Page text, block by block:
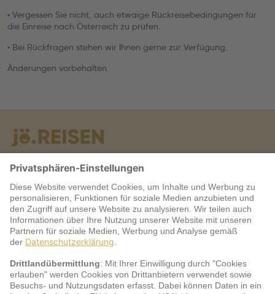
• Vergessen Sie nicht, auch etwaige Rückreisebedingungen für
die Einreise nach Österreich zu prüfen.
• Bei Rückfragen stehen wir Ihnen gerne zur Verfügung.
Änderungen vorbehalten.
Warum jö?
Service
jö Bonus Club Partner